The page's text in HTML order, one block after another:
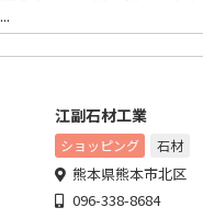
江副石材工業
ショッピング 石材
熊本県熊本市北区
096-338-8684